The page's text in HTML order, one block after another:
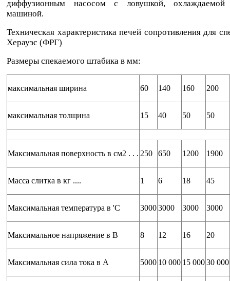
диффузионным насосом с ловушкой, охлаждаемой
машиной.
Техническая характеристика печей сопротивления для
Херауэс (ФРГ)
Размеры спекаемого штабика в мм:
максимальная ширина 60 140 160 200
максимальная толщина 15 40 50 50
Максимальная поверхность в см2 . . . 250 650 1200 1900
Масса слитка в кг .... 1 6 18 45
Максимальная температура в 'С 30003000 3000 3000
Максимальное напряжение в В 8 12 16 20
Максимальная сила тока в А 5000 10 000 15 00030 000